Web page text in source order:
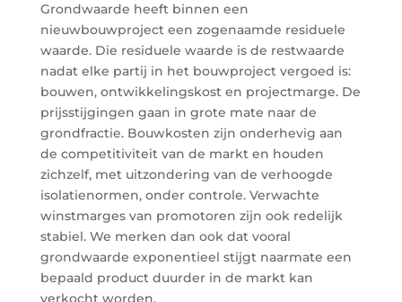
Grondwaarde heeft binnen een
nieuwbouwproject een zogenaamde residuele
waarde. Die residuele waarde is de restwaarde
nadat elke partij in het bouwproject vergoed is:
bouwen, ontwikkelingskost en projectmarge. De
prijsstijgingen gaan in grote mate naar de
grondfractie. Bouwkosten zijn onderhevig aan
de competitiviteit van de markt en houden
zichzelf, met uitzondering van de verhoogde
isolatienormen, onder controle. Verwachte
winstmarges van promotoren zijn ook redelijk
stabiel. We merken dan ook dat vooral
grondwaarde exponentieel stijgt naarmate een
bepaald product duurder in de markt kan
verkocht worden.